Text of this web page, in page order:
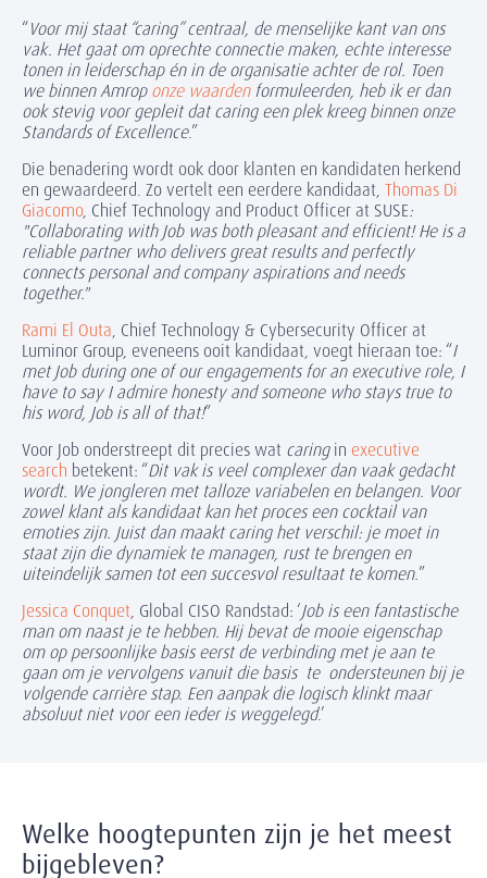
“Voor mij staat “caring” centraal, de menselijke kant van ons
vak. Het gaat om oprechte connectie maken, echte interesse
tonen in leiderschap én in de organisatie achter de rol. Toen
we binnen Amroponze waarden formuleerden, heb ik er dan
ook stevig voor gepleit dat caring een plek kreeg binnen onze
Standards of Excellence.”
Die benadering wordt ook door klanten en kandidaten herkend
en gewaardeerd. Zo vertelt een eerdere kandidaat, Thomas Di
Giacomo, Chief Technology and Product Officer at SUSE:
"Collaborating with Job was both pleasant and efficient! He is a
reliable partner who delivers great results and perfectly
connects personal and company aspirations and needs
together."
Rami El Outa, Chief Technology & Cybersecurity Officer at
Luminor Group, eveneens ooit kandidaat, voegt hieraan toe: “I
met Job during one of our engagements for an executive role, I
have to say I admire honesty and someone who stays true to
his word, Job is all of that!”
Voor Job onderstreept dit precies wat caringin executive
search betekent: “Dit vak is veel complexer dan vaak gedacht
wordt. We jongleren met talloze variabelen en belangen. Voor
zowel klant als kandidaat kan het proces een cocktail van
emoties zijn. Juist dan maakt caring het verschil: je moet in
staat zijn die dynamiek te managen, rust te brengen en
uiteindelijk samen tot een succesvol resultaat te komen.”
Jessica Conquet, Global CISO Randstad: ‘Job is een fantastische
man om naast je te hebben. Hij bevat de mooie eigenschap
om op persoonlijke basis eerst de verbinding met je aan te
gaan om je vervolgens vanuit die basis te ondersteunen bij je
volgende carrière stap. Een aanpak die logisch klinkt maar
absoluut niet voor een ieder is weggelegd.’
Welke hoogtepunten zijn je het meest
bijgebleven?